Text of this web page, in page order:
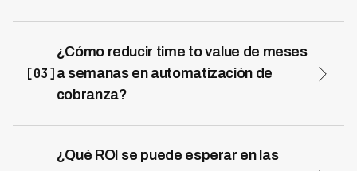
entrenar modelos custom desde cero (6-12 meses),
procesos de aprobación interna lentos (3-6 meses),
baja calidad de datos, y procesos de cobranza
inmaduros. Plataformas con modelos pre-entrenados
[03]
¿Cómo reducir time to value de meses
a semanas en automatización de
cobranza?
custom, lanza piloto controlado en segmento acotado
(500-5,000 casos), y mide ROI desde semana 1. Kleva
¿Qué ROI se puede esperar en las